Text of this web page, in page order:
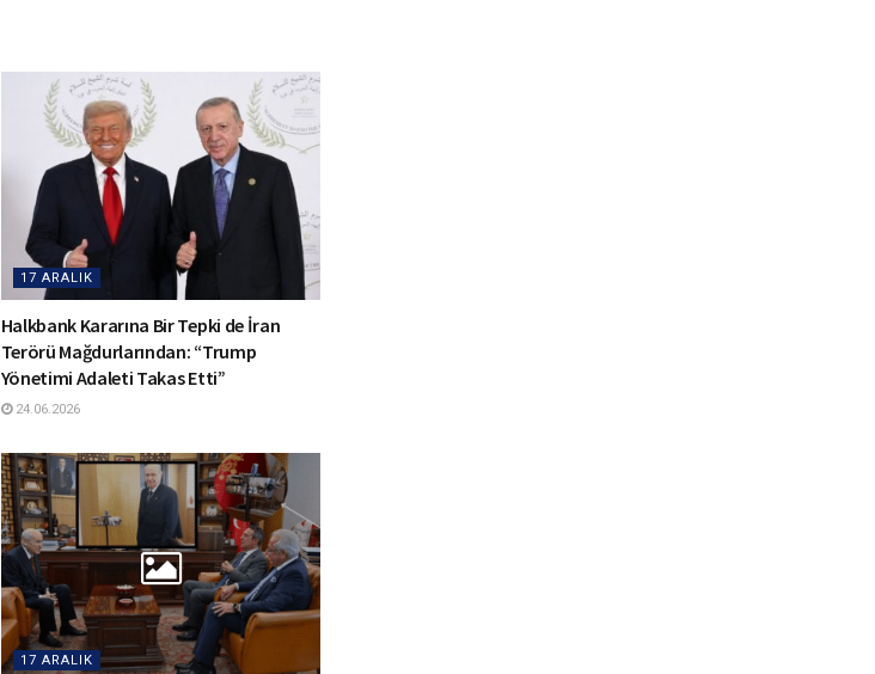
17 ARALIK
Halkbank Kararına Bir Tepki de İran
Terörü Mağdurlarından: “Trump
Yönetimi Adaleti Takas Etti”
24.06.2026
17 ARALIK